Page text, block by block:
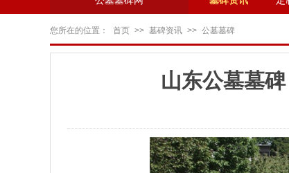
您所在的位置： 首页 >> 墓碑资讯 >> 公墓墓碑
山东公墓墓